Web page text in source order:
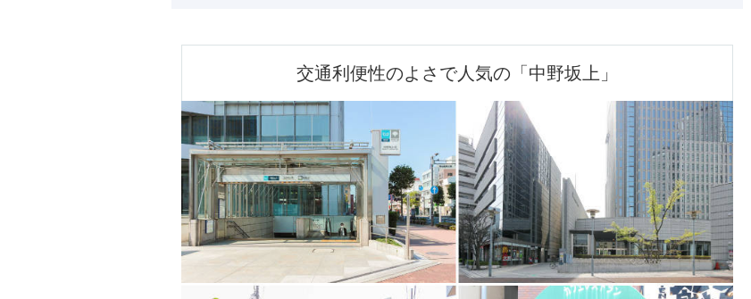
交通利便性のよさで人気の「中野坂上」